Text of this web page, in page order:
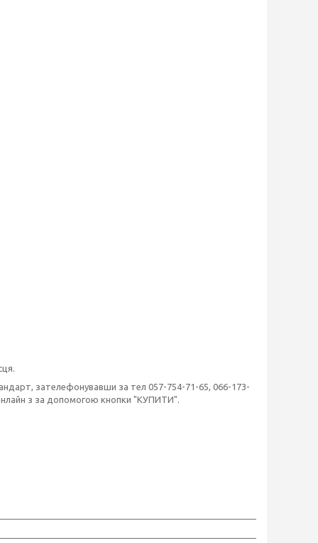
зателефонувавши за тел 057-754-71-65, 066-173-
з за допомогою кнопки "КУПИТИ".